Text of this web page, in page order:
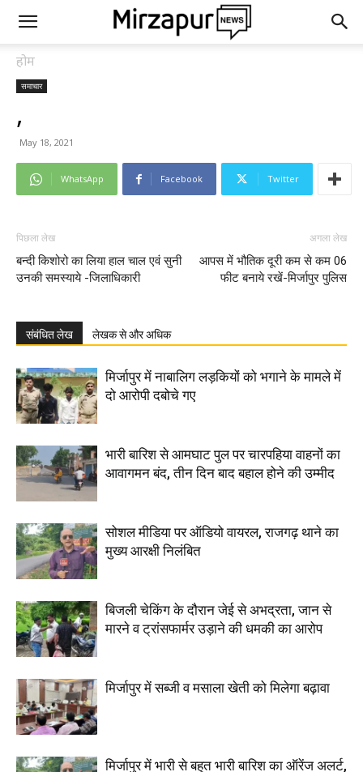
होम
समाचार
,
May 18, 2021
WhatsApp Facebook Twitter
पिछला लेख
बन्दी किशोरो का लिया हाल चाल एवं सुनी
उनकी समस्याये -जिलाधिकारी
अगला लेख
आपस में भौतिक दूरी कम से कम 06
फीट बनाये रखें-मिर्जापुर पुलिस
संबंधित लेख लेखक से और अधिक
मिर्जापुर में नाबालिग लड़कियों को भगाने के मामले में
दो आरोपी दबोचे गए
भारी बारिश से आमघाट पुल पर चारपहिया वाहनों का
आवागमन बंद, तीन दिन बाद बहाल होने की उम्मीद
सोशल मीडिया पर ऑडियो वायरल, राजगढ़ थाने का
मुख्य आरक्षी निलंबित
बिजली चेकिंग के दौरान जेई से अभद्रता, जान से
मारने व ट्रांसफार्मर उड़ाने की धमकी का आरोप
मिर्जापुर में सब्जी व मसाला खेती को मिलेगा बढ़ावा
मिर्जापुर में भारी से बहुत भारी बारिश का ऑरेंज अलर्ट,